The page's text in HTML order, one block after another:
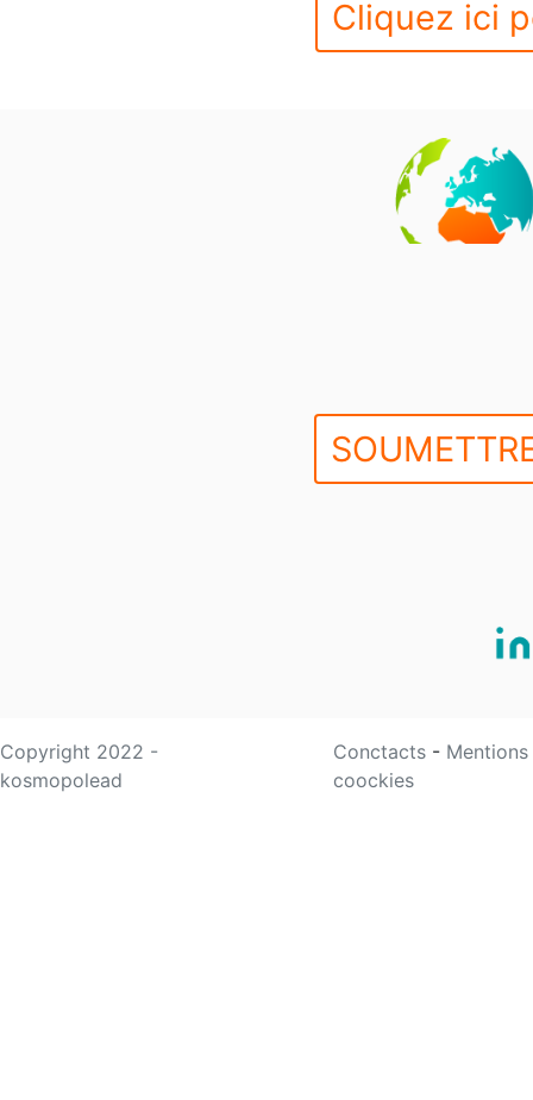
Cliquez ici
Copyright 2022 -
kosmopolead
Conctacts -
coockies